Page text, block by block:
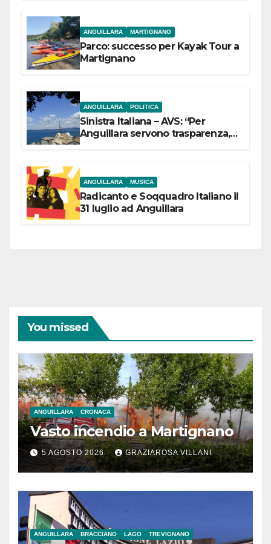
ANGUILLARA MARTIGNANO
Parco: successo per Kayak Tour a
Martignano
ANGUILLARA POLITICA
Sinistra Italiana – AVS: “Per
Anguillara servono trasparenza,
ANGUILLARA MUSICA
Radicanto e Soqquadro Italiano il
31 luglio ad Anguillara
You missed
ANGUILLARA CRONACA
Vasto incendio a Martignano
5 AGOSTO 2026 GRAZIAROSA VILLANI
ANGUILLARA BRACCIANO LAGO TREVIGNANO